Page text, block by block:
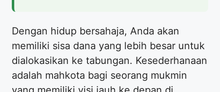
Dengan hidup bersahaja, Anda akan
memiliki sisa dana yang lebih besar untuk
dialokasikan ke tabungan. Kesederhanaan
adalah mahkota bagi seorang mukmin